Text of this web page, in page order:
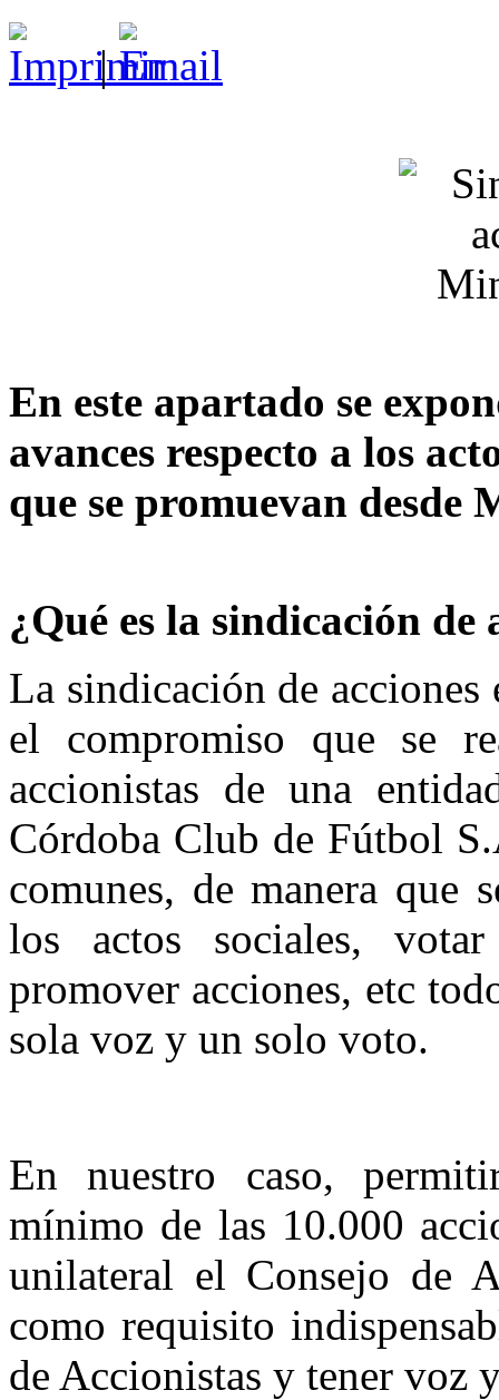
|
En este apartado se
avances respecto a los
que se promuevan desde
¿Qué es la sindicación de
La sindicación de
el compromiso que se
accionistas de una
Córdoba Club de Fútbol
comunes, de manera que
los actos sociales,
promover acciones, etc
sola voz y un solo voto.
En nuestro caso,
mínimo de las 10.000
unilateral el Consejo de
como requisito
de Accionistas y tener voz